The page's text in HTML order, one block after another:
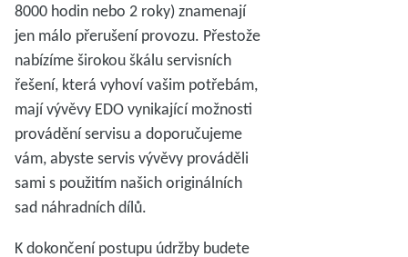
8000 hodin nebo 2 roky) znamenají
jen málo přerušení provozu. Přestože
nabízíme širokou škálu servisních
řešení, která vyhoví vašim potřebám,
mají vývěvy EDO vynikající možnosti
provádění servisu a doporučujeme
vám, abyste servis vývěvy prováděli
sami s použitím našich originálních
sad náhradních dílů.
K dokončení postupu údržby budete